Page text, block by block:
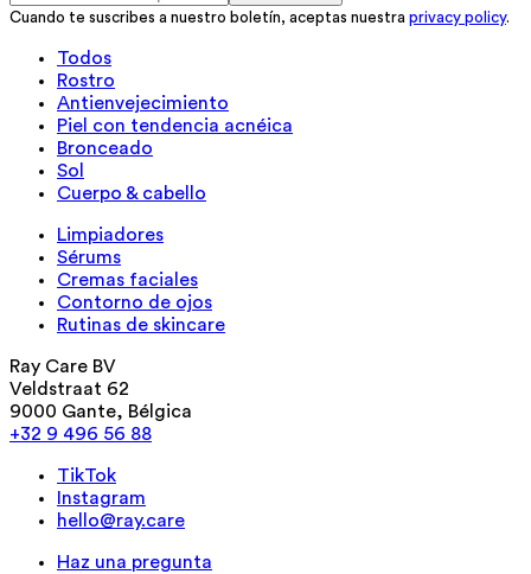
Cuando te suscribes a nuestro boletín, aceptas nuestra privacy policy.
Todos
Rostro
Antienvejecimiento
Piel con tendencia acnéica
Bronceado
Sol
Cuerpo & cabello
Limpiadores
Sérums
Cremas faciales
Contorno de ojos
Rutinas de skincare
Ray Care BV
Veldstraat 62
9000 Gante, Bélgica
+32 9 496 56 88
TikTok
Instagram
hello@ray.care
Haz una pregunta